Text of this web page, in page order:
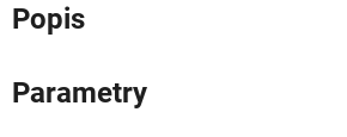
Popis
Parametry